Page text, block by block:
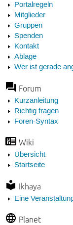
Portalregeln
Mitglieder
Gruppen
Spenden
Kontakt
Ablage
Wer ist gerade
Forum
Kurzanleitung
Richtig fragen
Foren-Syntax
Wiki
Übersicht
Startseite
Ikhaya
Eine
Planet